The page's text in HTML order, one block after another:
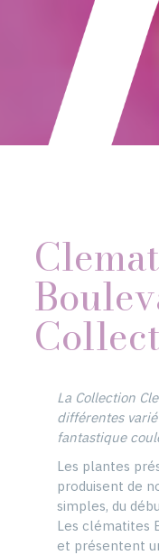
La Collection
différentes
fantastique
Les plantes
produisent de
simples, du
Les clématites
et présentent